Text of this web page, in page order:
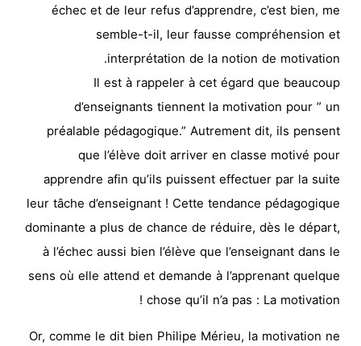
échec et de leur refus d’apprendre, c’est bien, me
semble-t-il, leur fausse compréhension et
interprétation de la notion de motivation.
Il est à rappeler à cet égard que beaucoup
d’enseignants tiennent la motivation pour ” un
préalable pédagogique.” Autrement dit, ils pensent
que l’élève doit arriver en classe motivé pour
apprendre afin qu’ils puissent effectuer par la suite
leur tâche d’enseignant ! Cette tendance pédagogique
dominante a plus de chance de réduire, dès le départ,
à l’échec aussi bien l’élève que l’enseignant dans le
sens où elle attend et demande à l’apprenant quelque
chose qu’il n’a pas : La motivation !
Or, comme le dit bien Philipe Mérieu, la motivation ne